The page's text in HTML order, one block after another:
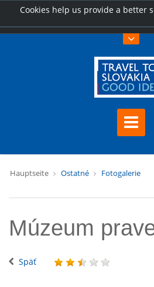
Cookies help us provide a better
Hauptseite Ostatné Fotogalerie
Múzeum
Späť